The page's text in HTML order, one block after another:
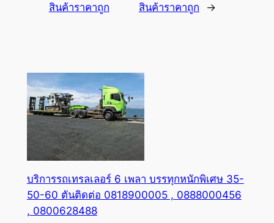
สินค้าราคาถูก
สินค้าราคาถูก
→
บริการรถเทรลเลอร์ 6 เพลา บรรทุกหนักพิเศษ 35-
50-60 ตันติดต่อ 0818900005 , 0888000456
, 0800628488